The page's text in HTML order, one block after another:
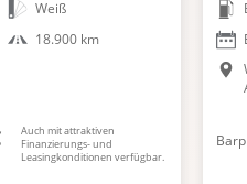
Weiß
18.900 km
Auch mit attraktiven
Finanzierungs- und
Leasingkonditionen verfügbar.